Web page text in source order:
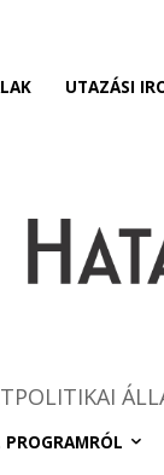
UTAZÁSI